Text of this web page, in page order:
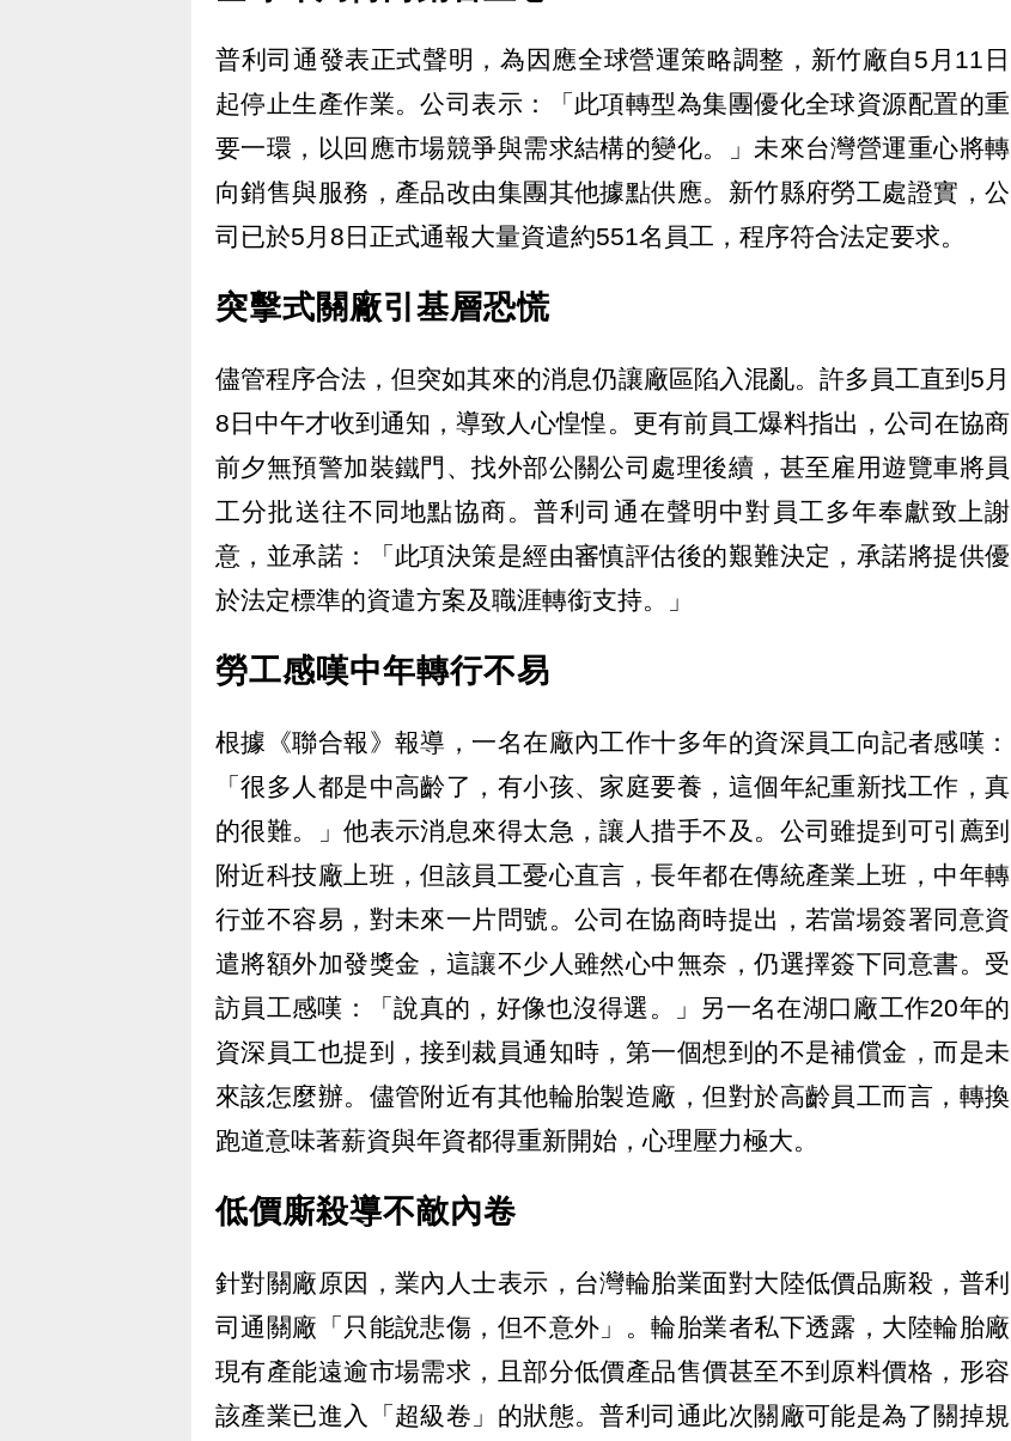
普利司通發表正式聲明，為因應全球營運策略調整，新竹廠自5月11日
起停止生產作業。公司表示：「此項轉型為集團優化全球資源配置的重
要一環，以回應市場競爭與需求結構的變化。」未來台灣營運重心將轉
向銷售與服務，產品改由集團其他據點供應。新竹縣府勞工處證實，公
司已於5月8日正式通報大量資遣約551名員工，程序符合法定要求。
突擊式關廠引基層恐慌
儘管程序合法，但突如其來的消息仍讓廠區陷入混亂。許多員工直到5月
8日中午才收到通知，導致人心惶惶。更有前員工爆料指出，公司在協商
前夕無預警加裝鐵門、找外部公關公司處理後續，甚至雇用遊覽車將員
工分批送往不同地點協商。普利司通在聲明中對員工多年奉獻致上謝
意，並承諾：「此項決策是經由審慎評估後的艱難決定，承諾將提供優
於法定標準的資遣方案及職涯轉銜支持。」
勞工感嘆中年轉行不易
根據《聯合報》報導，一名在廠內工作十多年的資深員工向記者感嘆：
「很多人都是中高齡了，有小孩、家庭要養，這個年紀重新找工作，真
的很難。」他表示消息來得太急，讓人措手不及。公司雖提到可引薦到
附近科技廠上班，但該員工憂心直言，長年都在傳統產業上班，中年轉
行並不容易，對未來一片問號。公司在協商時提出，若當場簽署同意資
遣將額外加發獎金，這讓不少人雖然心中無奈，仍選擇簽下同意書。受
訪員工感嘆：「說真的，好像也沒得選。」另一名在湖口廠工作20年的
資深員工也提到，接到裁員通知時，第一個想到的不是補償金，而是未
來該怎麼辦。儘管附近有其他輪胎製造廠，但對於高齡員工而言，轉換
跑道意味著薪資與年資都得重新開始，心理壓力極大。
低價廝殺導不敵內卷
針對關廠原因，業內人士表示，台灣輪胎業面對大陸低價品廝殺，普利
司通關廠「只能說悲傷，但不意外」。輪胎業者私下透露，大陸輪胎廠
現有產能遠逾市場需求，且部分低價產品售價甚至不到原料價格，形容
該產業已進入「超級卷」的狀態。普利司通此次關廠可能是為了關掉規